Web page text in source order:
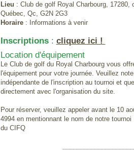
Lieu : Club de golf Royal Charbourg, 17280,
Québec, Qc, G2N 2G3
Horaire : Informations à venir
Inscriptions : cliquez ici !
Location d'équipement
Le Club de golf du Royal Charbourg vous
l'équipement pour votre journée. Veuillez
indépendante de l'inscription au tournoi et
directement avec l'organisation du site.
Pour réserver, veuillez appeler avant le 10
4994 en mentionnant le nom de notre
du CIFQ